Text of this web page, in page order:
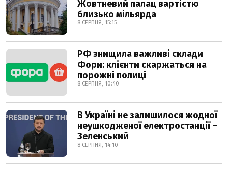
Жовтневий палац вартістю
близько мільярда
8 СЕРПНЯ, 15:15
РФ знищила важливі склади
Фори: клієнти скаржаться на
порожні полиці
8 СЕРПНЯ, 10:40
В Україні не залишилося жодної
неушкодженої електростанції –
Зеленський
8 СЕРПНЯ, 14:10